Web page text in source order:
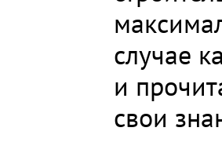
случае
и
свои